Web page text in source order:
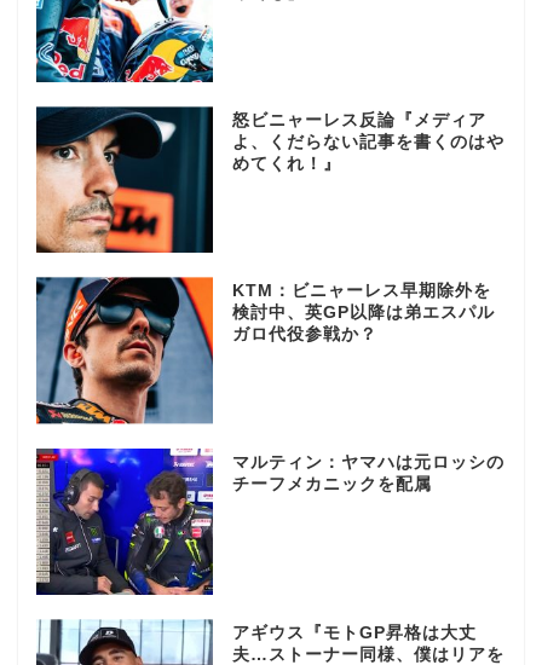
怒ビニャーレス反論『メディア
よ、くだらない記事を書くのはや
めてくれ！』
KTM：ビニャーレス早期除外を
検討中、英GP以降は弟エスパル
ガロ代役参戦か？
マルティン：ヤマハは元ロッシの
チーフメカニックを配属
アギウス『モトGP昇格は大丈
夫…ストーナー同様、僕はリアを